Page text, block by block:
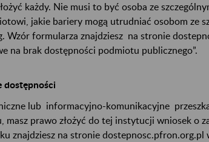
każdy. Nie musi to być osoba ze
jakie bariery mogą utrudniać osobom ze
Wzór formularza znajdziesz na stronie
na brak dostępności podmiotu publicznego”.
dostępności
lub informacyjno-komunikacyjne
masz prawo złożyć do tej instytucji wniosek o
znajdziesz na stronie dostepnosc.pfron.org.pl